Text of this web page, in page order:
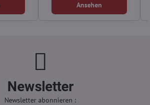
Ansehen
Newsletter
Newsletter abonnieren :